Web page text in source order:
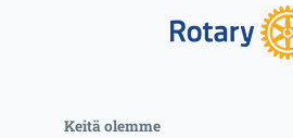
Keitä olemme